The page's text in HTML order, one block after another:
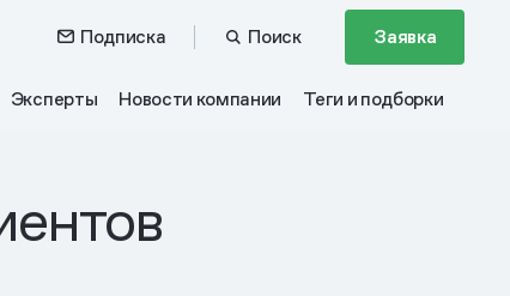
Подписка Поиск Заявка
Эксперты Новости компании Теги и подборки